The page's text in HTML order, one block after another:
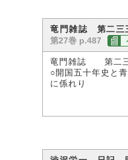
竜門雑誌 第二三
第27巻 p.487
竜門雑誌 第二三
○開国五十年史と
に係れり